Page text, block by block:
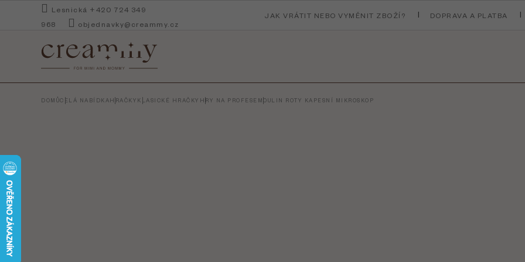
Lesnická +420 724 349
968
objednavky@creammy.cz
JAK VRÁTIT NEBO VYMĚNIT ZBOŽÍ? DOPRAVA A PLATBA
DOMŮCELÁ NABÍDKAHRAČKY KLASICKÉ HRAČKY HRY NA PROFESE MOULIN ROTY KAPESNÍ MIKROSKOP